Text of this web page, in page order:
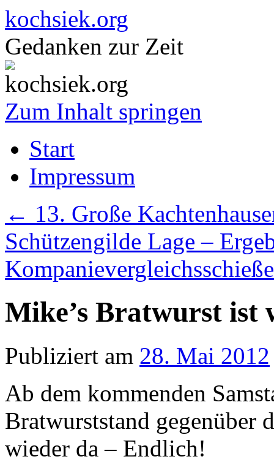
kochsiek.org
Gedanken zur Zeit
Zum Inhalt springen
Start
Impressum
← 13. Große
Schützengilde Lage –
Mike’s Bratwurst ist
Publiziert am 28. Mai 2012
Ab dem kommenden
Bratwurststand gegenüber
wieder da – Endlich!